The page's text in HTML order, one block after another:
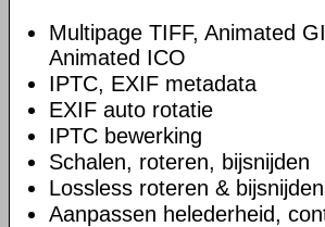
Multipage TIFF, Animated
Animated ICO
IPTC, EXIF metadata
EXIF auto rotatie
IPTC bewerking
Schalen, roteren, bijsnijden
Lossless roteren &
Aanpassen helederheid,